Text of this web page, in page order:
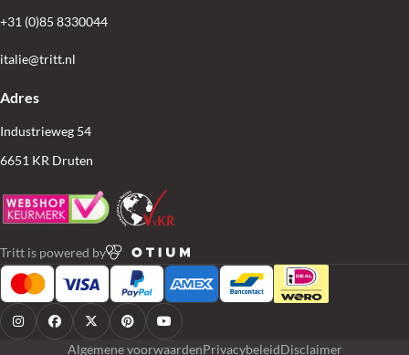
+31 (0)85 8330044
italie@tritt.nl
Adres
Industrieweg 54
6651 KR Druten
Tritt is powered by
Algemene voorwaardenPrivacybeleidDisclaimer